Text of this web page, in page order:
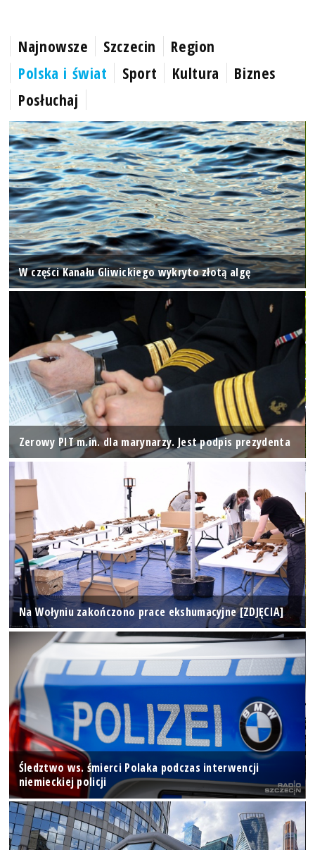
Najnowsze Szczecin
Region
Polska i świat
Sport Kultura
Biznes
Posłuchaj
W części Kanału Gliwickiego wykryto złotą algę
Zerowy PIT m.in. dla marynarzy. Jest podpis prezydenta
Na Wołyniu zakończono prace ekshumacyjne [ZDJĘCIA]
Śledztwo ws. śmierci Polaka podczas interwencji
niemieckiej policji